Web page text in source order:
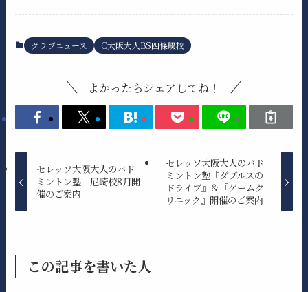
クラブニュース C大阪大人BS四條畷校
よかったらシェアしてね！
セレッソ大阪大人のバド
ミントン塾 尼崎校8月開
催のご案内
セレッソ大阪大人のバド
ミントン塾『ダブルスの
ドライブ』＆『ゲームク
リニック』開催のご案内
この記事を書いた人